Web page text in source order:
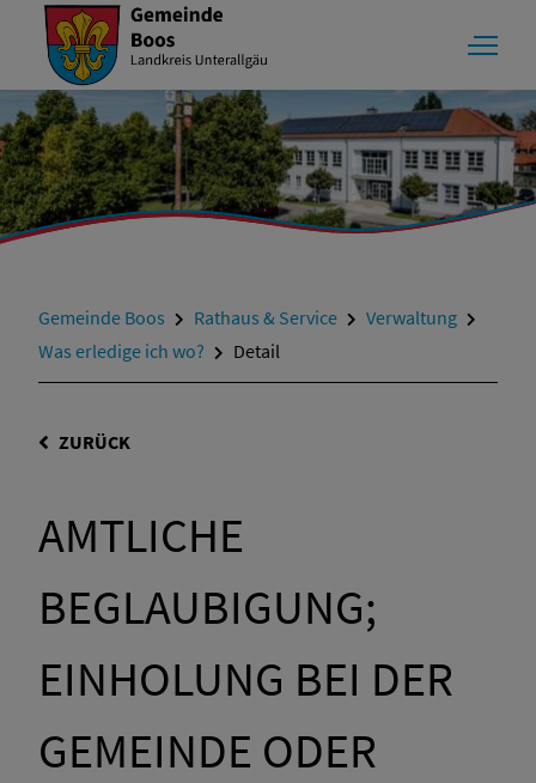
Gemeinde Boos Rathaus & Service
Verwaltung
Was erledige ich wo?
Detail
ZURÜCK
AMTLICHE
BEGLAUBIGUNG;
EINHOLUNG BEI DER
GEMEINDE ODER